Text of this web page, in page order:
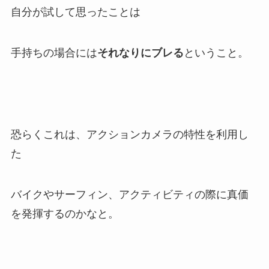
自分が試して思ったことは
手持ちの場合にはそれなりにブレる ということ。
恐らくこれは、アクションカメラの特性を利用し
た
バイクやサーフィン、アクティビティの際に真価
を発揮するのかなと。